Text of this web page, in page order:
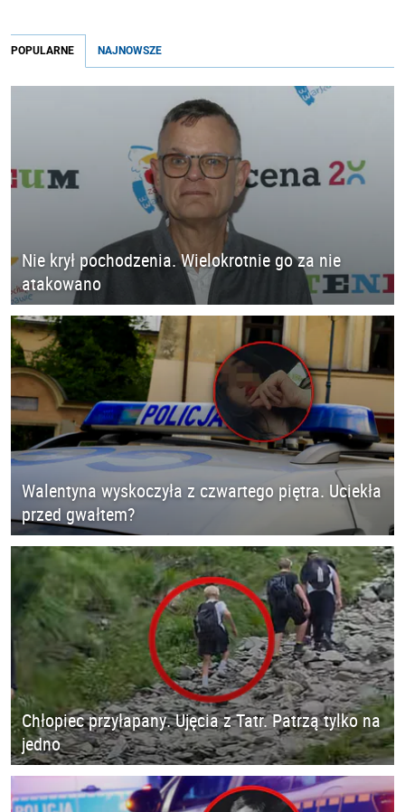
POPULARNE NAJNOWSZE
Nie krył pochodzenia. Wielokrotnie go za nie
atakowano
Walentyna wyskoczyła z czwartego piętra. Uciekła
przed gwałtem?
Chłopiec przyłapany. Ujęcia z Tatr. Patrzą tylko na
jedno